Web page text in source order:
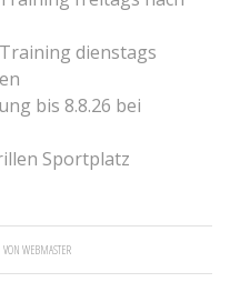
Training dienstags
bis 8.8.26 bei
Sportplatz
VONWEBMASTER